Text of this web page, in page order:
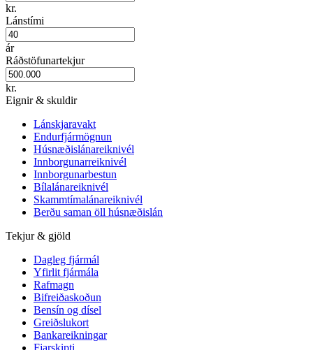
kr.
Lánstími
ár
Ráðstöfunartekjur
kr.
Eignir & skuldir
Lánskjaravakt
Endurfjármögnun
Húsnæðislánareiknivél
Innborgunarreiknivél
Innborgunarbestun
Bílalánareiknivél
Skammtímalánareiknivél
Berðu saman öll húsnæðislán
Tekjur & gjöld
Dagleg fjármál
Yfirlit fjármála
Rafmagn
Bifreiðaskoðun
Bensín og dísel
Greiðslukort
Bankareikningar